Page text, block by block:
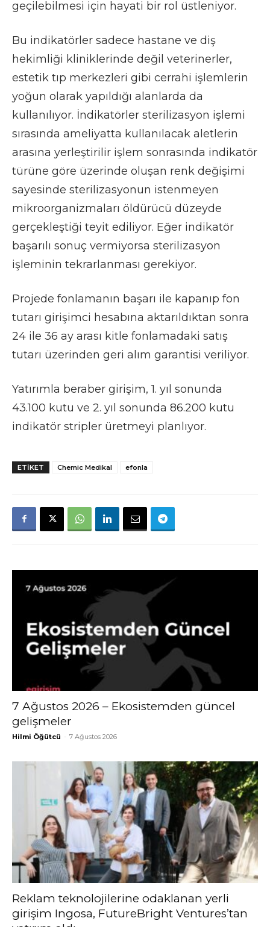
geçilebilmesi için hayati bir rol üstleniyor.
Bu indikatörler sadece hastane ve diş
hekimliği kliniklerinde değil veterinerler,
estetik tıp merkezleri gibi cerrahi işlemlerin
yoğun olarak yapıldığı alanlarda da
kullanılıyor. İndikatörler sterilizasyon işlemi
sırasında ameliyatta kullanılacak aletlerin
arasına yerleştirilir işlem sonrasında indikatör
türüne göre üzerinde oluşan renk değişimi
sayesinde sterilizasyonun istenmeyen
mikroorganizmaları öldürücü düzeyde
gerçekleştiği teyit ediliyor. Eğer indikatör
başarılı sonuç vermiyorsa sterilizasyon
işleminin tekrarlanması gerekiyor.
Projede fonlamanın başarı ile kapanıp fon
tutarı girişimci hesabına aktarıldıktan sonra
24 ile 36 ay arası kitle fonlamadaki satış
tutarı üzerinden geri alım garantisi veriliyor.
Yatırımla beraber girişim, 1. yıl sonunda
43.100 kutu ve 2. yıl sonunda 86.200 kutu
indikatör stripler üretmeyi planlıyor.
ETIKET Chemic Medikal efonla
7 Ağustos 2026 – Ekosistemden güncel
gelişmeler
Hilmi Öğütcü - 7 Ağustos 2026
Reklam teknolojilerine odaklanan yerli
girişim Ingosa, FutureBright Ventures’tan